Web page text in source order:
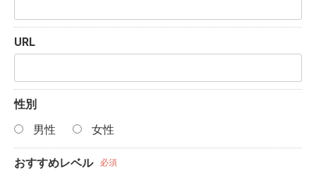
URL
性別
男性
女性
おすすめレベル 必須